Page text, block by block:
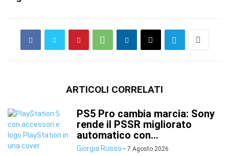
ARTICOLI CORRELATI
PS5 Pro cambia marcia: Sony
rende il PSSR migliorato
automatico con...
Giorgia Russo - 7 Agosto 2026